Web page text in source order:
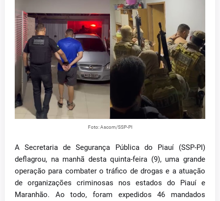
Foto: Ascom/SSP-PI
A Secretaria de Segurança Pública do Piauí (SSP-PI)
deflagrou, na manhã desta quinta-feira (9), uma grande
operação para combater o tráfico de drogas e a atuação
de organizações criminosas nos estados do Piauí e
Maranhão. Ao todo, foram expedidos 46 mandados